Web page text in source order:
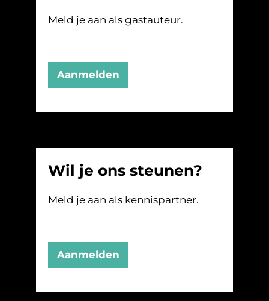
Meld je aan als gastauteur.
Aanmelden
Wil je ons steunen?
Meld je aan als kennispartner.
Aanmelden